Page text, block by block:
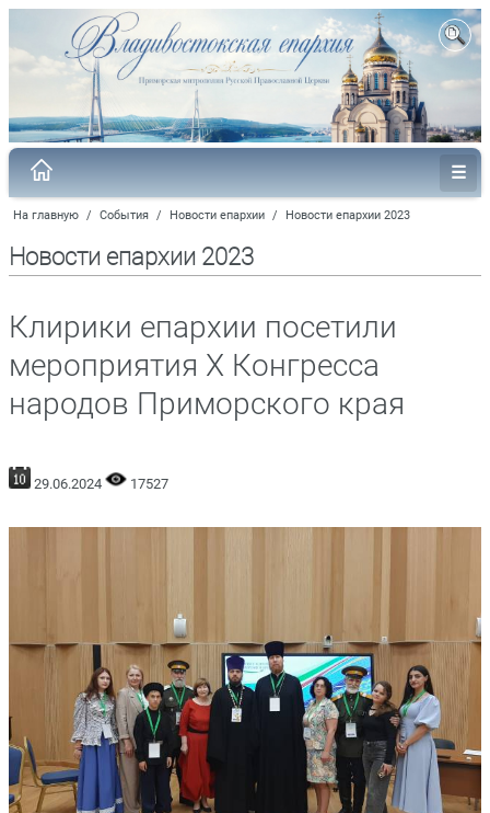
На главную / События / Новости епархии / Новости епархии 2023
Новости епархии 2023
Клирики епархии посетили
мероприятия X Конгресса
народов Приморского края
29.06.2024 17527